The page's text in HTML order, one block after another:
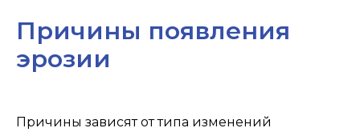
Причины появления
эрозии
Причины зависят от типа изменений